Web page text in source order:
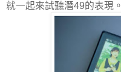
就一起來試聽潛49的表現。